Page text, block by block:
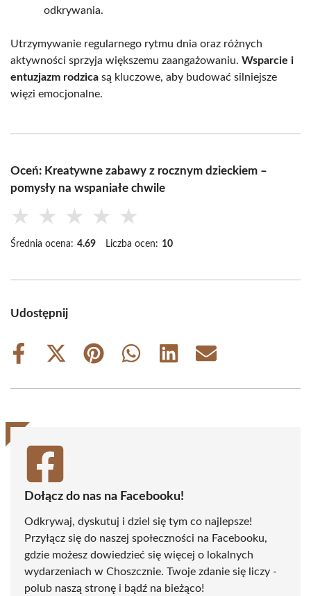
odkrywania.
Utrzymywanie regularnego rytmu dnia oraz różnych
aktywności sprzyja większemu zaangażowaniu. Wsparcie i
entuzjazm rodzica są kluczowe, aby budować silniejsze
więzi emocjonalne.
Oceń: Kreatywne zabawy z rocznym dzieckiem –
pomysły na wspaniałe chwile
★ ★ ★ ★ ★
Średnia ocena: 4.69 Liczba ocen: 10
Udostępnij
Share
Share
(Twitter)
Share
Share
Share
Share
Dołącz do nas na Facebooku!
Odkrywaj, dyskutuj i dziel się tym co najlepsze!
Przyłącz się do naszej społeczności na Facebooku,
gdzie możesz dowiedzieć się więcej o lokalnych
wydarzeniach w Choszcznie. Twoje zdanie się liczy -
polub naszą stronę i bądź na bieżąco!